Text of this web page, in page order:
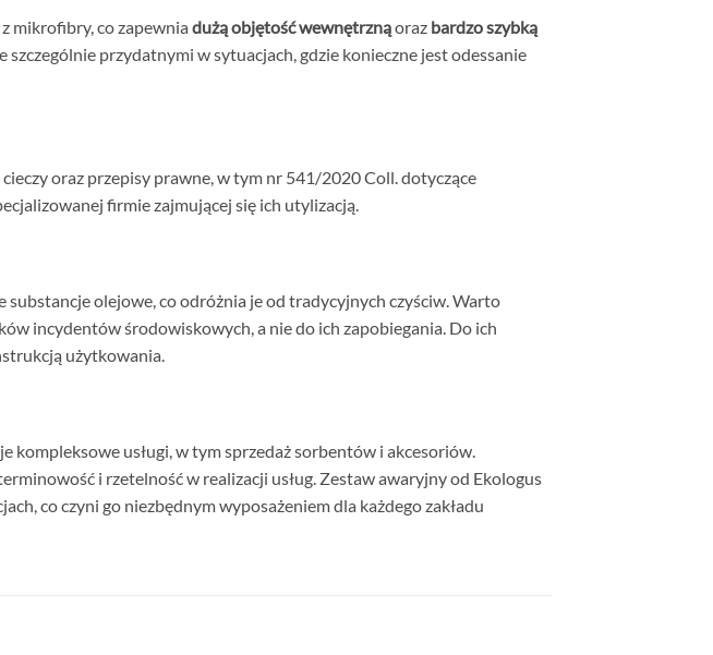
mikrofibry, co zapewnia dużą objętość wewnętrznąoraz bardzo szybką
przydatnymi w sytuacjach, gdzie konieczne jest odessanie
oraz przepisy prawne, w tym nr 541/2020 Coll. dotyczące
firmie zajmującej się ich utylizacją.
olejowe, co odróżnia je od tradycyjnych czyściw. Warto
incydentów środowiskowych, a nie do ich zapobiegania. Do ich
użytkowania.
usługi, w tym sprzedaż sorbentów i akcesoriów.
i rzetelność w realizacji usług. Zestaw awaryjny od Ekologus
co czyni go niezbędnym wyposażeniem dla każdego zakładu